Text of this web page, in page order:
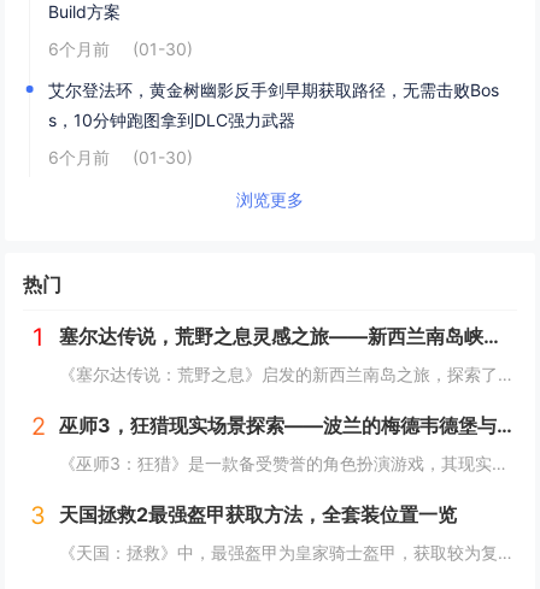
Build方案
6个月前
(01-30)
艾尔登法环，黄金树幽影反手剑早期获取路径，无需击败Bos
s，10分钟跑图拿到DLC强力武器
6个月前
(01-30)
浏览更多
热门
1 塞尔达传说，荒野之息灵感之旅——新西兰南岛峡湾探秘与荒野生存体验
《塞尔达传说：荒野之息》启发的新西兰南岛之旅，探索了其壮丽的自然风光与荒野生存体验。在峡湾国家公园，你将亲历游戏般的奇妙景色，从镜面般的湖泊、雄伟的山脉到神秘的森林，每一处都仿佛是游戏中的场景再现。你可以参与野外生存活动，学习采集、搭建庇护...
2 巫师3，狂猎现实场景探索——波兰的梅德韦德堡与温特堡城堡的奇幻之旅
《巫师3：狂猎》是一款备受赞誉的角色扮演游戏，其现实中的灵感来源之一是波兰的梅德韦德堡和温特堡城堡。这两处地点以其独特的中世纪建筑风格和壮丽的自然风光，为游戏营造了奇幻而真实的背景。梅德韦德堡位于波兰南部，拥有悠久的历史和神秘氛围；而温特堡...
3 天国拯救2最强盔甲获取方法，全套装位置一览
《天国：拯救》中，最强盔甲为皇家骑士盔甲，获取较为复杂。首先需完成“皇家侍卫”任务线，帮助亨利成为国王的私人护卫。之后，在王宫内找到盔甲的具体位置，通常藏于密室或特定房间。完成相关任务后，玩家可获得这套顶级装备，大幅提升防御力和战斗能力。游...